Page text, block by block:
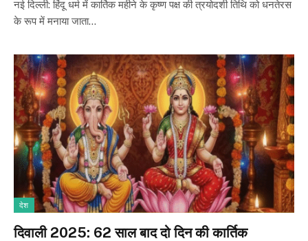
नई दिल्ली: हिंदू धर्म में कार्तिक महीने के कृष्ण पक्ष की त्रयोदशी तिथि को धनतेरस
के रूप में मनाया जाता…
देश
दिवाली 2025: 62 साल बाद दो दिन की कार्तिक